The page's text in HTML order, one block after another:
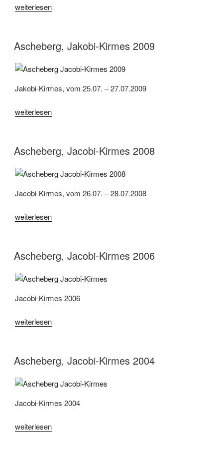
„Ascheberg,
2010“
weiterlesen
Ascheberg, Jakobi-Kirmes 2009
Jakobi-Kirmes, vom 25.07. – 27.07.2009
„Ascheberg,
2009“
weiterlesen
Ascheberg, Jacobi-Kirmes 2008
Jacobi-Kirmes, vom 26.07. – 28.07.2008
„Ascheberg,
2008“
weiterlesen
Ascheberg, Jacobi-Kirmes 2006
Jacobi-Kirmes 2006
„Ascheberg,
2006“
weiterlesen
Ascheberg, Jacobi-Kirmes 2004
Jacobi-Kirmes 2004
„Ascheberg,
weiterlesen